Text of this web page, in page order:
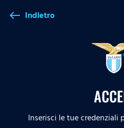
west Indietro
Inserisci le tue credenziali